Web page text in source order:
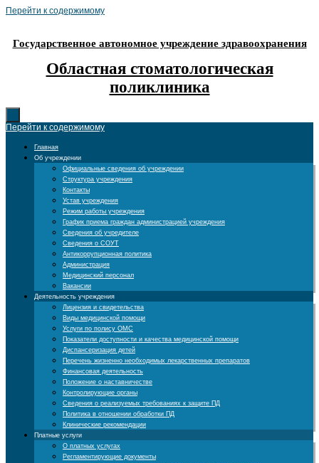
Перейти к содержимому
Государственное автономное учреждение здравоохранения
Областная стоматологическая
поликлиника
Перейти к содержимому
Главная
Об учреждении
Официальные сведения об учреждении
Структура учреждения
Контакты
Устав учреждения
Режим работы учреждения
График приема граждан администрацией учреждения
Сведения об учредителе
Сведения о СОУТ
Антикоррупционная политика
Администрация
Медицинский персонал
Вакансии
Деятельность учреждения
Лицензия и свидетельства
Виды медицинской помощи
Услуги по полису ОМС
Показатели доступности и качества медицинской помощи
Диспансеризация детей
Перечень жизненно необходимых лекарственных препаратов
Финансовая деятельность
Положение о наставничестве
Контролирующие органы
Cведения о реализуемых требованиях к защите ПД
Политика в отношении обработки ПД
Клинические рекомендации
Платные услуги
О платных услугах
Регламентирующие документы